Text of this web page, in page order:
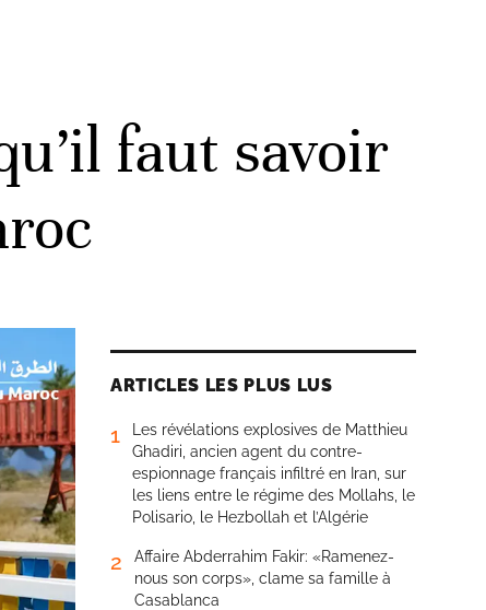
faut savoir
ARTICLES LES PLUS LUS
1
Les révélations explosives de Matthieu
Ghadiri, ancien agent du contre-
espionnage français infiltré en Iran, sur
les liens entre le régime des Mollahs, le
Polisario, le Hezbollah et l’Algérie
2
Affaire Abderrahim Fakir: «Ramenez-
nous son corps», clame sa famille à
Casablanca